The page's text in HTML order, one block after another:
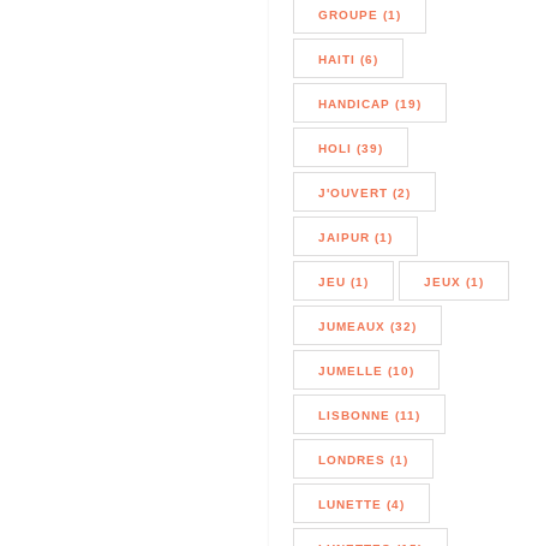
GROUPE (1)
HAITI (6)
HANDICAP (19)
HOLI (39)
J'OUVERT (2)
JAIPUR (1)
JEU (1) JEUX (1)
JUMEAUX (32)
JUMELLE (10)
LISBONNE (11)
LONDRES (1)
LUNETTE (4)